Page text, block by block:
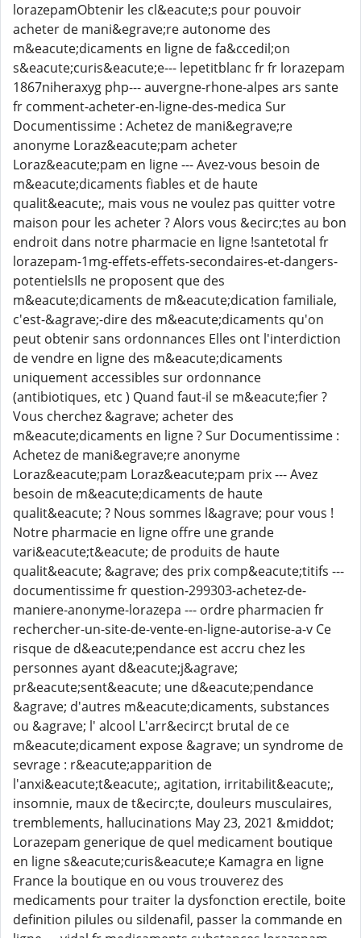
lorazepamObtenir les cl&eacute;s pour pouvoir
acheter de mani&egrave;re autonome des
m&eacute;dicaments en ligne de fa&ccedil;on
s&eacute;curis&eacute;e--- lepetitblanc fr fr lorazepam
1867niheraxyg php--- auvergne-rhone-alpes ars sante
fr comment-acheter-en-ligne-des-medica Sur
Documentissime : Achetez de mani&egrave;re
anonyme Loraz&eacute;pam acheter
Loraz&eacute;pam en ligne --- Avez-vous besoin de
m&eacute;dicaments fiables et de haute
qualit&eacute;, mais vous ne voulez pas quitter votre
maison pour les acheter ? Alors vous &ecirc;tes au bon
endroit dans notre pharmacie en ligne !santetotal fr
lorazepam-1mg-effets-effets-secondaires-et-dangers-
potentielsIls ne proposent que des
m&eacute;dicaments de m&eacute;dication familiale,
c'est-&agrave;-dire des m&eacute;dicaments qu'on
peut obtenir sans ordonnances Elles ont l'interdiction
de vendre en ligne des m&eacute;dicaments
uniquement accessibles sur ordonnance
(antibiotiques, etc ) Quand faut-il se m&eacute;fier ?
Vous cherchez &agrave; acheter des
m&eacute;dicaments en ligne ? Sur Documentissime :
Achetez de mani&egrave;re anonyme
Loraz&eacute;pam Loraz&eacute;pam prix --- Avez
besoin de m&eacute;dicaments de haute
qualit&eacute; ? Nous sommes l&agrave; pour vous !
Notre pharmacie en ligne offre une grande
vari&eacute;t&eacute; de produits de haute
qualit&eacute; &agrave; des prix comp&eacute;titifs ---
documentissime fr question-299303-achetez-de-
maniere-anonyme-lorazepa --- ordre pharmacien fr
rechercher-un-site-de-vente-en-ligne-autorise-a-v Ce
risque de d&eacute;pendance est accru chez les
personnes ayant d&eacute;j&agrave;
pr&eacute;sent&eacute; une d&eacute;pendance
&agrave; d'autres m&eacute;dicaments, substances
ou &agrave; l' alcool L'arr&ecirc;t brutal de ce
m&eacute;dicament expose &agrave; un syndrome de
sevrage : r&eacute;apparition de
l'anxi&eacute;t&eacute;, agitation, irritabilit&eacute;,
insomnie, maux de t&ecirc;te, douleurs musculaires,
tremblements, hallucinations May 23, 2021 &middot;
Lorazepam generique de quel medicament boutique
en ligne s&eacute;curis&eacute;e Kamagra en ligne
France la boutique en ou vous trouverez des
medicaments pour traiter la dysfonction erectile, boite
definition pilules ou sildenafil, passer la commande en